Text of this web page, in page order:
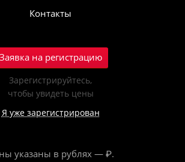
Контакты
Заявка на регистрацию
Зарегистрируйтесь,
чтобы увидеть цены
Я уже зарегистрирован
указаны в рублях — ₽.